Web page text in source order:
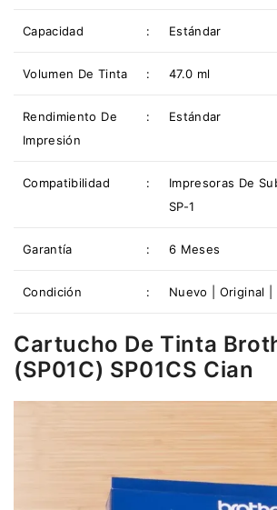
Capacidad : Estándar
Volumen De Tinta : 47.0 ml
Rendimiento De
Impresión
: Estándar
Compatibilidad :
Impresoras De
SP-1
Garantía : 6 Meses
Condición : Nuevo | Original |
Cartucho De Tinta
(SP01C) SP01CS Cian